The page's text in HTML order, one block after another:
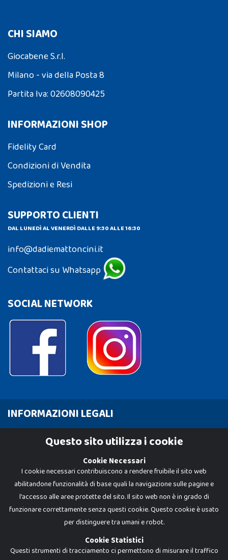
CHI SIAMO
Giocabene S.r.l.
Milano - via della Posta 8
Partita Iva: 02608090425
INFORMAZIONI SHOP
Fidelity Card
Condizioni di Vendita
Spedizioni e Resi
SUPPORTO CLIENTI
DAL LUNEDÌ AL VENERDÌ DALLE 9:30 ALLE 16:30
info@dadiemattoncini.it
Contattaci su Whatsapp
SOCIAL NETWORK
INFORMAZIONI LEGALI
Cookie PolicyQuesto sito utilizza i cookie
Cookie Necessari
I cookie necessari contribuiscono a rendere fruibile il sito web
abilitandone funzionalità di base quali la navigazione sulle pagine e
l'accesso alle aree protette del sito. Il sito web non è in grado di
funzionare correttamente senza questi cookie. Questo cookie è usato
per distinguere tra umani e robot.
Cookie Statistici
Questi strumenti di tracciamento ci permettono di misurare il traffico